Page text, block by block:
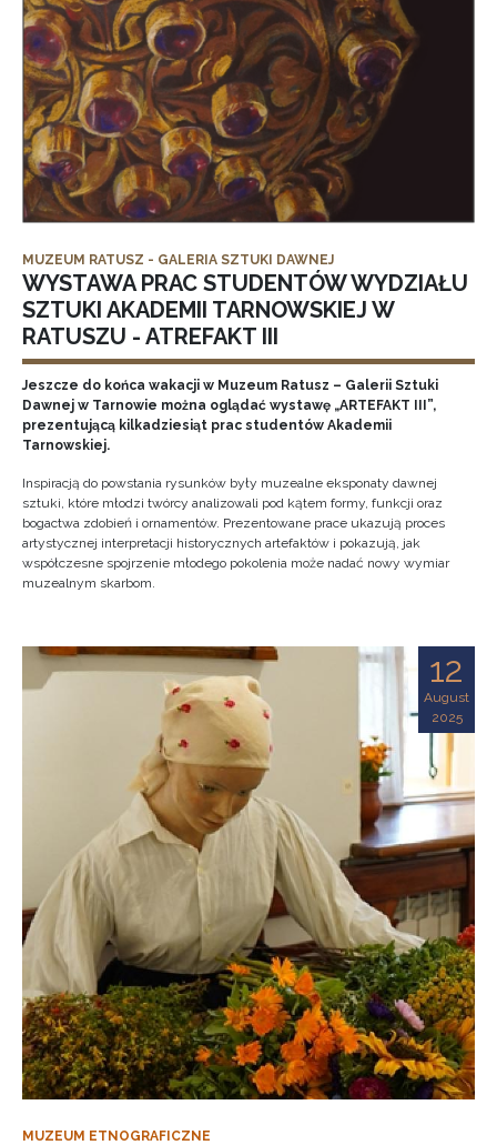
MUZEUM RATUSZ - GALERIA SZTUKI DAWNEJ
WYSTAWA PRAC STUDENTÓW WYDZIAŁU
SZTUKI AKADEMII TARNOWSKIEJ W
RATUSZU - ATREFAKT III
Jeszcze do końca wakacji w Muzeum Ratusz – Galerii Sztuki
Dawnej w Tarnowie można oglądać wystawę „ARTEFAKT III”,
prezentującą kilkadziesiąt prac studentów Akademii
Tarnowskiej.
Inspiracją do powstania rysunków były muzealne eksponaty dawnej
sztuki, które młodzi twórcy analizowali pod kątem formy, funkcji oraz
bogactwa zdobień i ornamentów. Prezentowane prace ukazują proces
artystycznej interpretacji historycznych artefaktów i pokazują, jak
współczesne spojrzenie młodego pokolenia może nadać nowy wymiar
muzealnym skarbom.
12
August
2025
MUZEUM ETNOGRAFICZNE